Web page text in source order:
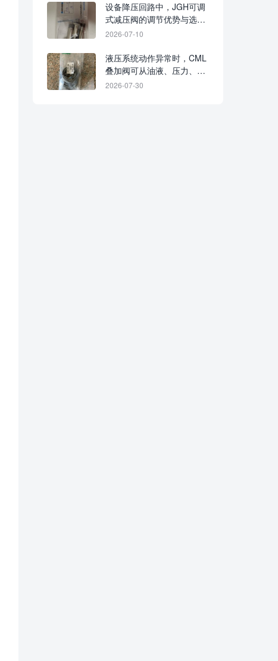
设备降压回路中，JGH可调
式减压阀的调节优势与选用
价值
2026-07-10
液压系统动作异常时，CML
叠加阀可从油液、压力、阀
芯与安装面排查
2026-07-30